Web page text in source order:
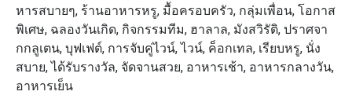
ล็อบบี้ของโรงแรม Sheraton Grande Sukhumvit เชื่อมต่อ
โดยตรงกับ สถานีรถไฟฟ้า BTS อโศก และ ศูนย์การค้า
Terminal 21 Asok ร้านมีบรรยากาศหรูหราแต่เป็นกันเอง
เหมาะสำหรับครอบครัวและการพบปะทางธุรกิจ ไฮไลต์เมนู
เด่น ได้แก่ อาหารทะเลสดใหม่ ซาชิมิญี่ปุ่น และเนื้อย่างจาก
หารสบายๆ, ร้านอาหารหรู, มื้อครอบครัว, กลุ่มเพื่อน, โอกาส
พิเศษ, ฉลองวันเกิด, กิจกรรมทีม, ฮาลาล, มังสวิรัติ, ปราศจา
กกลูเตน, บุฟเฟต์, การจับคู่ไวน์, ไวน์, ค็อกเทล, เรียบหรู, นั่ง
สบาย, ได้รับรางวัล, จัดจานสวย, อาหารเช้า, อาหารกลางวัน,
อาหารเย็น